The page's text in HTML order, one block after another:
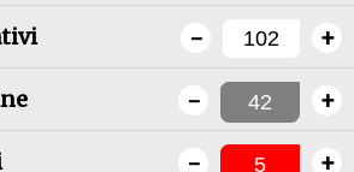
+
-
+
-
+
-